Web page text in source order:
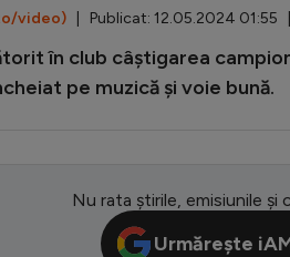
video) | Publicat: 12.05.2024 01:55
în club câștigarea
pe muzică și voie bună.
Nu rata știrile, emisiunile și
Urmărește